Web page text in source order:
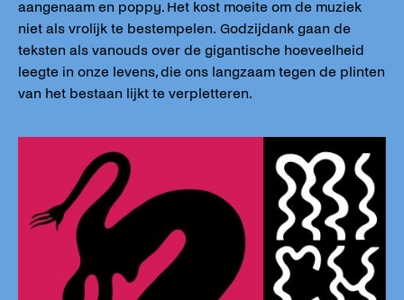
aangenaam en poppy. Het kost moeite om de muziek
niet als vrolijk te bestempelen. Godzijdank gaan de
teksten als vanouds over de gigantische hoeveelheid
leegte in onze levens, die ons langzaam tegen de plinten
van het bestaan lijkt te verpletteren.